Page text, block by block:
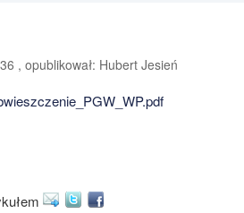
, opublikował: Hubert Jesień